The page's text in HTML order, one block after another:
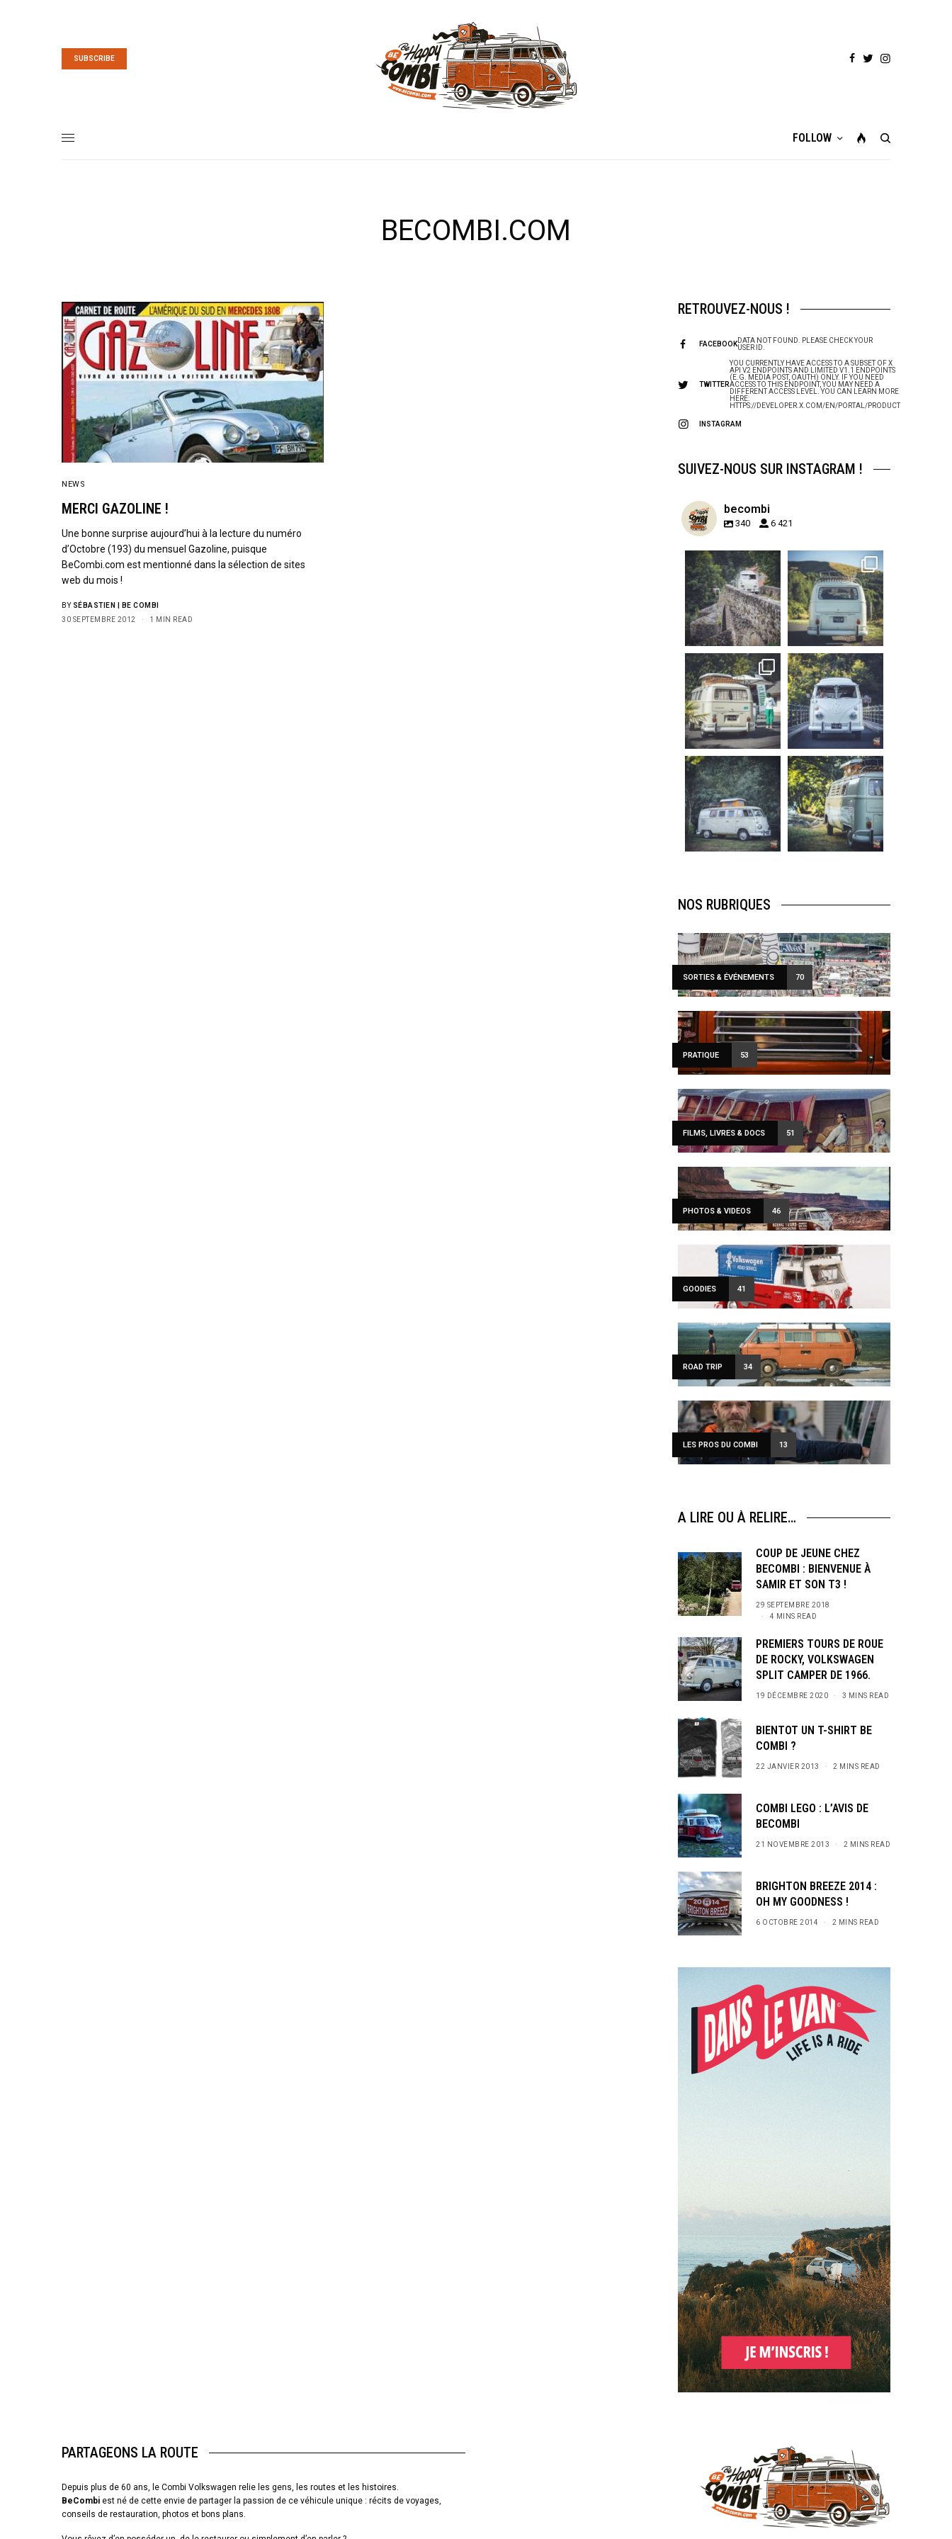
SUBSCRIBE
FOLLOW
BECOMBI.COM
NEWS
MERCI GAZOLINE !
Une bonne surprise aujourd’hui à la lecture du numéro
d’Octobre (193) du mensuel Gazoline, puisque
BeCombi.com est mentionné dans la sélection de sites
web du mois !
BY SÉBASTIEN | BE COMBI
30 SEPTEMBRE 2012
1 MIN READ
RETROUVEZ-NOUS !
FACEBOOKDATA NOT FOUND. PLEASE CHECK YOUR
USER ID.
TWITTER
YOU CURRENTLY HAVE ACCESS TO A SUBSET OF X
API V2 ENDPOINTS AND LIMITED V1.1 ENDPOINTS
(E.G. MEDIA POST, OAUTH) ONLY. IF YOU NEED
ACCESS TO THIS ENDPOINT, YOU MAY NEED A
DIFFERENT ACCESS LEVEL. YOU CAN LEARN MORE
HERE:
HTTPS://DEVELOPER.X.COM/EN/PORTAL/PRODUCT
INSTAGRAM
SUIVEZ-NOUS SUR INSTAGRAM !
becombi
340 6 421
becombi
Sep 15
219
3
becombi
Sep 12
216
3
becombi
Sep 10
220
4
becombi
Août 10
177
becombi
Août 10
120
0
becombi
Août 10
108
0
NOS RUBRIQUES
SORTIES & ÉVÉNEMENTS 70
PRATIQUE 53
FILMS, LIVRES & DOCS 51
PHOTOS & VIDEOS 46
GOODIES 41
ROAD TRIP 34
LES PROS DU COMBI 13
A LIRE OU À RELIRE…
COUP DE JEUNE CHEZ
BECOMBI : BIENVENUE À
SAMIR ET SON T3 !
29 SEPTEMBRE 2018
4 MINS READ
PREMIERS TOURS DE ROUE
DE ROCKY, VOLKSWAGEN
SPLIT CAMPER DE 1966.
19 DÉCEMBRE 2020 3 MINS READ
BIENTOT UN T-SHIRT BE
COMBI ?
22 JANVIER 2013 2 MINS READ
COMBI LEGO : L’AVIS DE
BECOMBI
21 NOVEMBRE 2013 2 MINS READ
BRIGHTON BREEZE 2014 :
OH MY GOODNESS !
6 OCTOBRE 2014 2 MINS READ
PARTAGEONS LA ROUTE
Depuis plus de 60 ans, le Combi Volkswagen relie les gens, les routes et les histoires.
BeCombi est né de cette envie de partager la passion de ce véhicule unique : récits de voyages,
conseils de restauration, photos et bons plans.